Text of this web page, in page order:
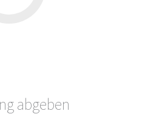
abgeben